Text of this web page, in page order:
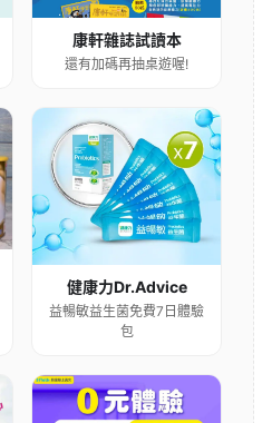
康軒雜誌試讀本
還有加碼再抽桌遊喔!
健康力Dr.Advice
益暢敏益生菌免費7日體驗
包